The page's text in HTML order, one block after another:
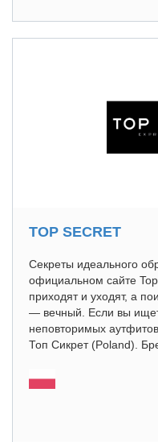
TOP SECRET
Секреты идеального
официальном сайте
приходят и уходят, а
— вечный. Если вы
неповторимых
Топ Сикрет (Poland).